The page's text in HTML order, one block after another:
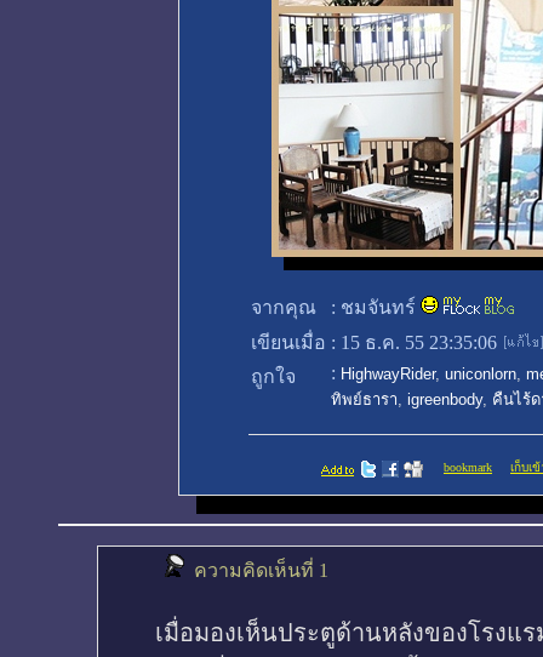
จากคุณ : ชมจันทร์
เขียนเมื่อ : 15 ธ.ค. 55 23:35:06
ถูกใจ
: HighwayRider, uniconlorn,
ทิพย์ธารา, igreenbody, คืนไร้
bookmark เก็บเ
ความคิดเห็นที่ 1
เมื่อมองเห็นประตูด้านหลังของโรงแ